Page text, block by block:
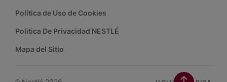
Política de Uso de Cookies
Politica De Privacidad NESTLÉ
Mapa del Sitio